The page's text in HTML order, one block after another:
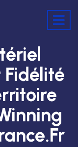
Fidélité